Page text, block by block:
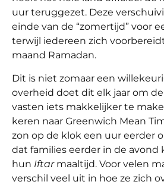
uur teruggezet. Deze
einde van de “zomertijd” voor
terwijl iedereen zich
maand Ramadan.
Dit is niet zomaar een
overheid doet dit elk jaar om
vasten iets makkelijker te
keren naar Greenwich Mean
zon op de klok een uur eerder
dat families eerder in de
hun Iftarmaaltijd. Voor velen
verschil veel uit in hoe ze zich